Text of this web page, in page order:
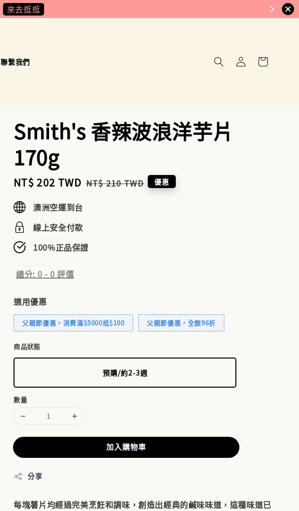
來去逛逛
聯繫我們
Smith's 香辣波浪洋芋片
170g
Sale
price
NT$ 202 TWD Regular
NT$ 210 TWD 優惠
澳洲空運到台
線上安全付款
100%正品保證
總分: 0 - 0 評價
適用優惠
父親節優惠，消費滿$5000抵$100 父親節優惠，全館96折
商品狀態
預購/約2-3週
數量
加入購物車
分享
每塊薯片均經過完美烹飪和調味，創造出經典的鹹味味道，這種味道已